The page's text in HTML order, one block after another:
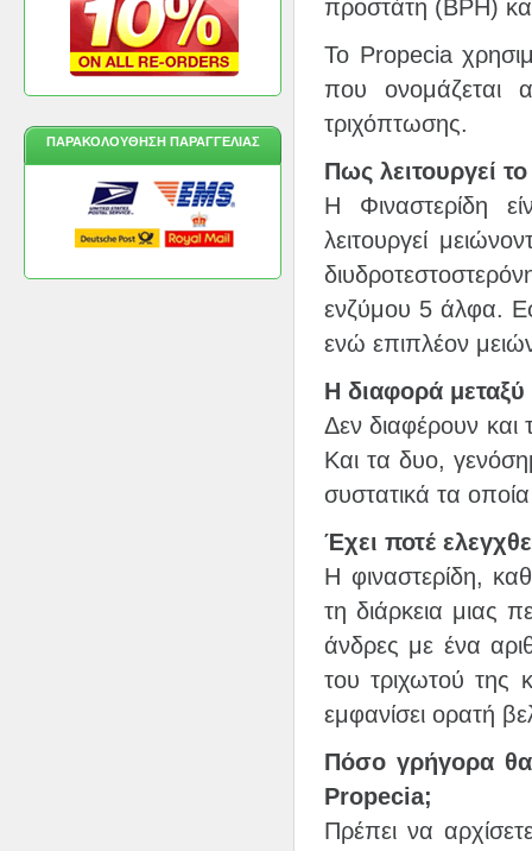
προστάτη (BPH)
Το Propecia
που ονομάζεται
τριχόπτωσης.
Πως λειτουργεί
Η Φιναστερίδη
λειτουργεί
ενζύμου 5 άλφα.
ενώ επιπλέον
Η διαφορά
Δεν διαφέρουν και
Και τα δυο,
συστατικά τα
Έχει ποτέ
Η φιναστερίδη,
τη διάρκεια μιας
άνδρες με ένα
του τριχωτού της
εμφανίσει ορατή
Πόσο γρήγορα
Propecia;
Πρέπει να
ΠΑΡΑΚΟΛΟΎΘΗΣΗ ΠΑΡΑΓΓΕΛΊΑΣ